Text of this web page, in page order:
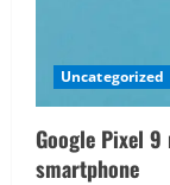
Uncategorized
Google Pixel
smartphone